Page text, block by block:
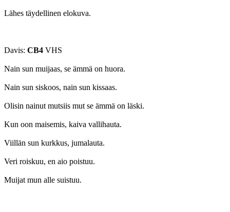
Lähes täydellinen elokuva.
Davis: CB4 VHS
Nain sun muijaas, se ämmä on huora.
Nain sun siskoos, nain sun kissaas.
Olisin nainut mutsiis mut se ämmä on läski.
Kun oon maisemis, kaiva vallihauta.
Viillän sun kurkkus, jumalauta.
Veri roiskuu, en aio poistuu.
Muijat mun alle suistuu.